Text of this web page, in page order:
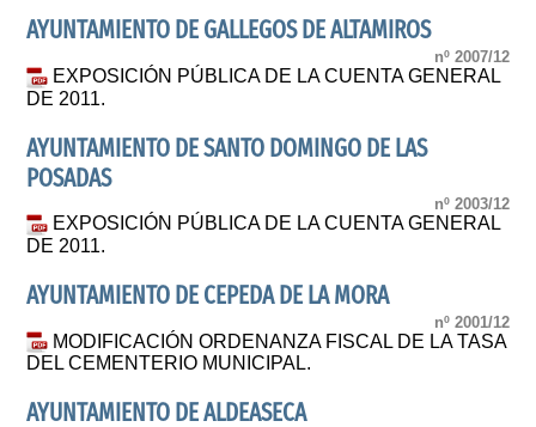
AYUNTAMIENTO DE GALLEGOS DE ALTAMIROS
nº 2007/12
EXPOSICIÓN PÚBLICA DE LA CUENTA GENERAL
DE 2011.
AYUNTAMIENTO DE SANTO DOMINGO DE LAS
POSADAS
nº 2003/12
EXPOSICIÓN PÚBLICA DE LA CUENTA GENERAL
DE 2011.
AYUNTAMIENTO DE CEPEDA DE LA MORA
nº 2001/12
MODIFICACIÓN ORDENANZA FISCAL DE LA TASA
DEL CEMENTERIO MUNICIPAL.
AYUNTAMIENTO DE ALDEASECA